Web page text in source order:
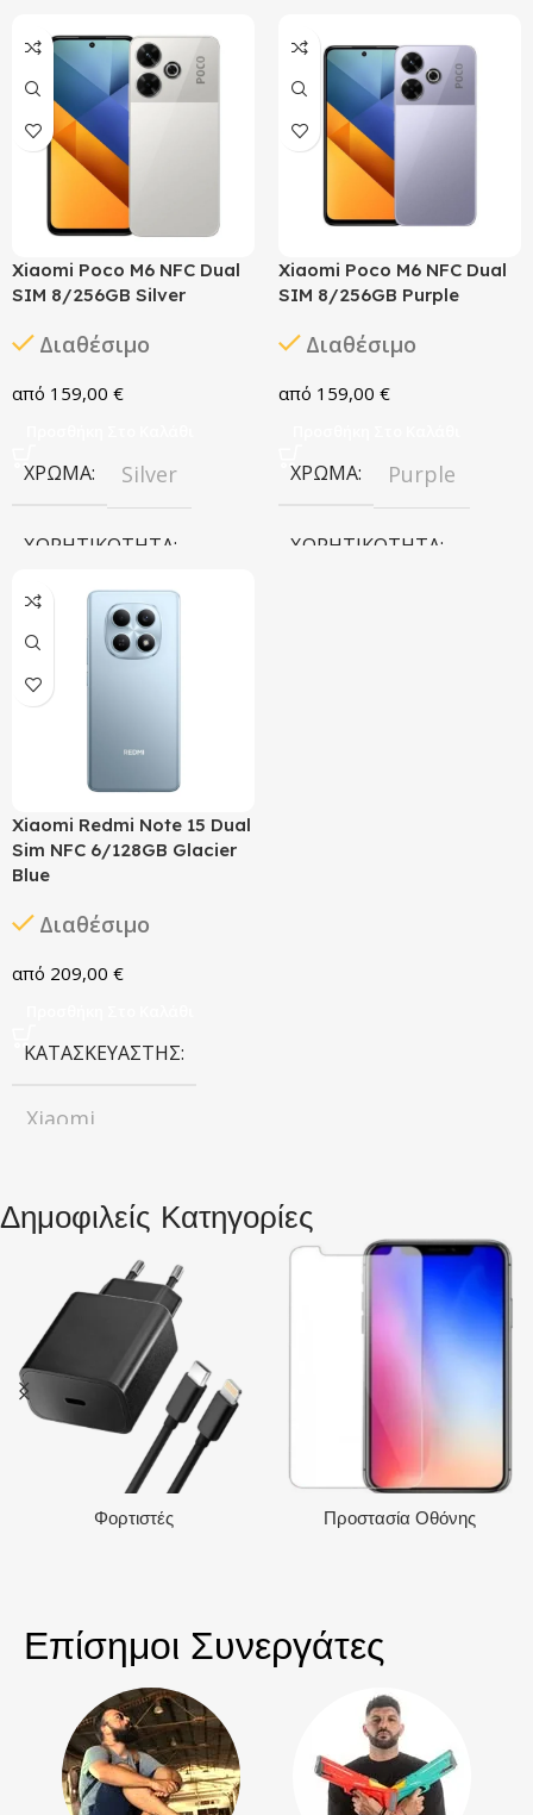
ΧΡΏΜΑ
Midnight Black
ΧΩΡΗΤΙΚΌΤΗΤΑ
256GB
ΧΡΏΜΑ
Coral Green
ΈΤΟΣ ΚΥΚΛΟΦΟΡΊΑΣ
2025
ΧΩΡΗΤΙΚΌΤΗΤΑ
256GB
Xiaomi Poco M6 NFC Dual
SIM 8/256GB Silver
Διαθέσιμο
159,00 €
ΧΡΏΜΑ Silver
ΧΩΡΗΤΙΚΌΤΗΤΑ
256GB
ΈΤΟΣ ΚΥΚΛΟΦΟΡΊΑΣ
Xiaomi Poco M6 NFC Dual
SIM 8/256GB Purple
Διαθέσιμο
159,00 €
ΧΡΏΜΑ Purple
ΧΩΡΗΤΙΚΌΤΗΤΑ
Xiaomi Redmi Note 15 Dual
Sim NFC 6/128GB Glacier
Blue
Διαθέσιμο
209,00 €
ΚΑΤΑΣΚΕΥΑΣΤΉΣ
Xiaomi
Glacier Blue
ΧΩΡΗΤΙΚΌΤΗΤΑ
128GB
Δημοφιλείς Κατηγορίες
Φορτιστές Προστασία Οθόνης
Επίσημοι Συνεργάτες